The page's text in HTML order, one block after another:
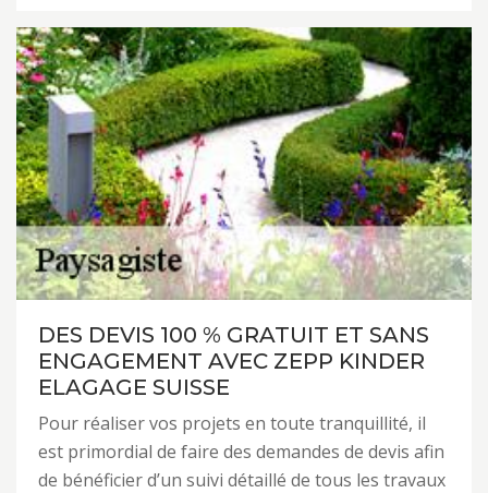
DES DEVIS 100 % GRATUIT ET SANS
ENGAGEMENT AVEC ZEPP KINDER
ELAGAGE SUISSE
Pour réaliser vos projets en toute tranquillité, il
est primordial de faire des demandes de devis afin
de bénéficier d’un suivi détaillé de tous les travaux